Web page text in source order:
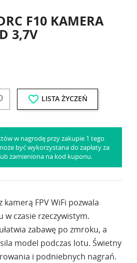
F10 KAMERA
3,7V
favorite_border LISTA ŻYCZEŃ
w nagrodę przy zakupie 1 tego
być wykorzystana do zapłaty za
zamieniona na kod kuponu.
kamerą FPV WiFi pozwala
w czasie rzeczywistym.
zabawę po zmroku, a
model podczas lotu. Świetny
i podniebnych nagrań.